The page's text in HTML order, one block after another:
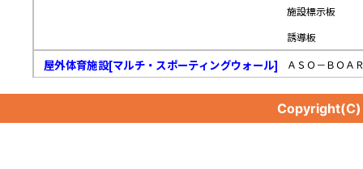
施設標示板
誘導板
屋外体育施設[マルチ・スポーティングウォール] ＡＳＯ－ＢＯＡ